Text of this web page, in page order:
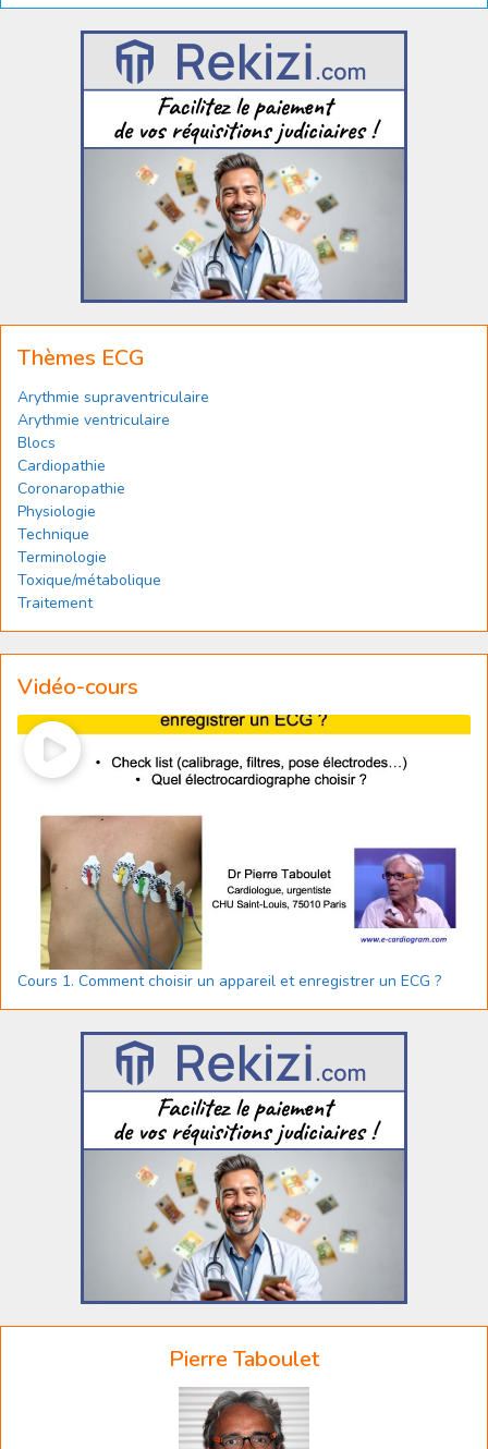
Thèmes ECG
Arythmie supraventriculaire
Arythmie ventriculaire
Blocs
Cardiopathie
Coronaropathie
Physiologie
Technique
Terminologie
Toxique/métabolique
Traitement
Vidéo-cours
Cours 1. Comment choisir un appareil et enregistrer un ECG ?
Pierre Taboulet